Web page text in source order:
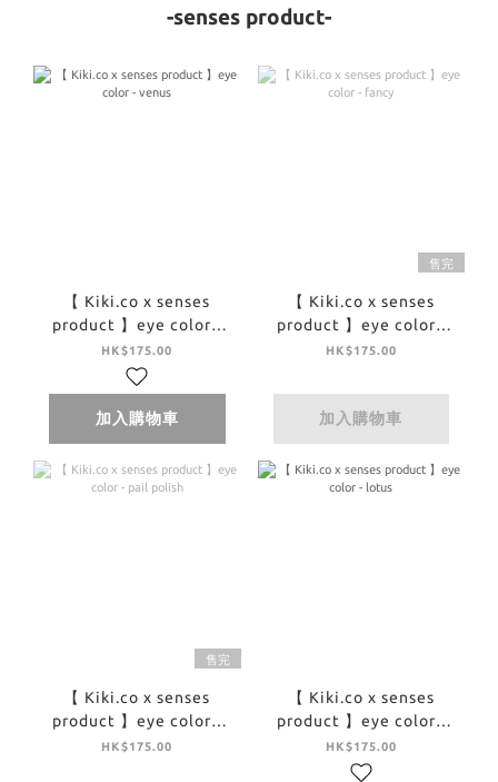
-senses product-
【 Kiki.co x senses
product 】eye color -
venus
HK$175.00
加入購物車
售完
【 Kiki.co x senses
product 】eye color -
fancy
HK$175.00
加入購物車
售完
【 Kiki.co x senses
product 】eye color -
pail polish
HK$175.00
【 Kiki.co x senses
product 】eye color -
lotus
HK$175.00